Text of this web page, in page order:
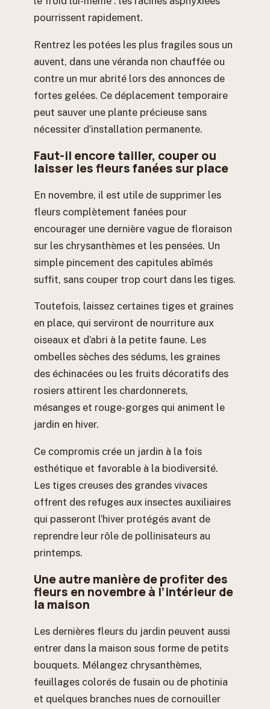
pourrissent rapidement.
Rentrez les potées les plus fragiles sous un
auvent, dans une véranda non chauffée ou
contre un mur abrité lors des annonces de
fortes gelées. Ce déplacement temporaire
peut sauver une plante précieuse sans
nécessiter d’installation permanente.
Faut-il encore tailler, couper ou
laisser les fleurs fanées sur place
En novembre, il est utile de supprimer les
fleurs complètement fanées pour
encourager une dernière vague de floraison
sur les chrysanthèmes et les pensées. Un
simple pincement des capitules abîmés
suffit, sans couper trop court dans les tiges.
Toutefois, laissez certaines tiges et graines
en place, qui serviront de nourriture aux
oiseaux et d’abri à la petite faune. Les
ombelles sèches des sédums, les graines
des échinacées ou les fruits décoratifs des
rosiers attirent les chardonnerets,
mésanges et rouge-gorges qui animent le
jardin en hiver.
Ce compromis crée un jardin à la fois
esthétique et favorable à la biodiversité.
Les tiges creuses des grandes vivaces
offrent des refuges aux insectes auxiliaires
qui passeront l’hiver protégés avant de
reprendre leur rôle de pollinisateurs au
printemps.
Une autre manière de profiter des
fleurs en novembre à l’intérieur de
la maison
Les dernières fleurs du jardin peuvent aussi
entrer dans la maison sous forme de petits
bouquets. Mélangez chrysanthèmes,
feuillages colorés de fusain ou de photinia
et quelques branches nues de cornouiller